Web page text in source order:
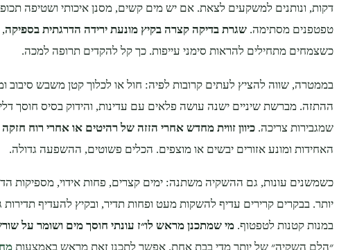
דקות, ונותנים למשקעים לצאת. אם יש מים קשים, מסנן איכותי ושטיפה
טפטפנים מסתימה. שגרת בדיקה קצרה בקיץ מונעת ירידה הדרגתית בספיקה
כשצמחים מתחילים להראות סימני עייפות. כך קל להקדים תרופה למכה.
בממטרה, שווה להציץ לעתים קרובות לפיה: חול או לכלוך קטן משבש סיבוב
ההתזה. מברשת שיניים ישנה עושה פלאים עם עדינות, והידוק בסיס חוסך
שמגבירות צריכה. כיוון זווית מחדש אחרי הזזה של רהיטים או אחרי רוח חזקה
האחידות ומונע אזורים יבשים או מוצפים. הכלים פשוטים, ההשפעה גדולה.
כשמשנים עונות, גם ההשקיה משתנה: ימים קצרים, פחות אידוי, מספיקות
יותר. בבקרים קרירים עדיף להשקות מעט ופחות תדיר, ובקיץ להעדיף תדירות
במנות קטנות לטפטוף. מי שמתכנן מראש לו״ז עונתי חוסך מים ושומר על
״הלם השקיה״ של יותר מדי בבת אחת. אפשר לתכנן זאת מראש באמצעות